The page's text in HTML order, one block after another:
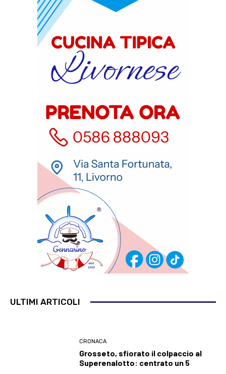
ULTIMI ARTICOLI
CRONACA
Grosseto, sfiorato il colpaccio al
Superenalotto: centrato un 5